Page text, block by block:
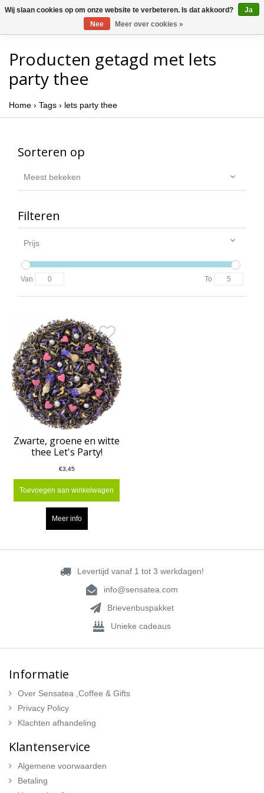
Producten getagd met lets
party thee
Home › Tags › lets party thee
Sorteren op
Meest bekeken
Filteren
Prijs
Van To
Zwarte, groene en witte
thee Let's Party!
€3,45
Toevoegen aan winkelwagen
Meer info
Levertijd vanaf 1 tot 3 werkdagen!
info@sensatea.com
Brievenbuspakket
Unieke cadeaus
Informatie
Over Sensatea ,Coffee & Gifts
Privacy Policy
Klachten afhandeling
Klantenservice
Algemene voorwaarden
Betaling
Wij slaan cookies op om onze website te verbeteren. Is dat akkoord?
Ja
Nee
Meer over cookies »